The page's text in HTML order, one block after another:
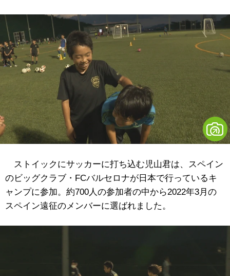
ストイックにサッカーに打ち込む児山君は、スペイン
のビッグクラブ・FCバルセロナが日本で行っているキ
ャンプに参加。約700人の参加者の中から2022年3月の
スペイン遠征のメンバーに選ばれました。